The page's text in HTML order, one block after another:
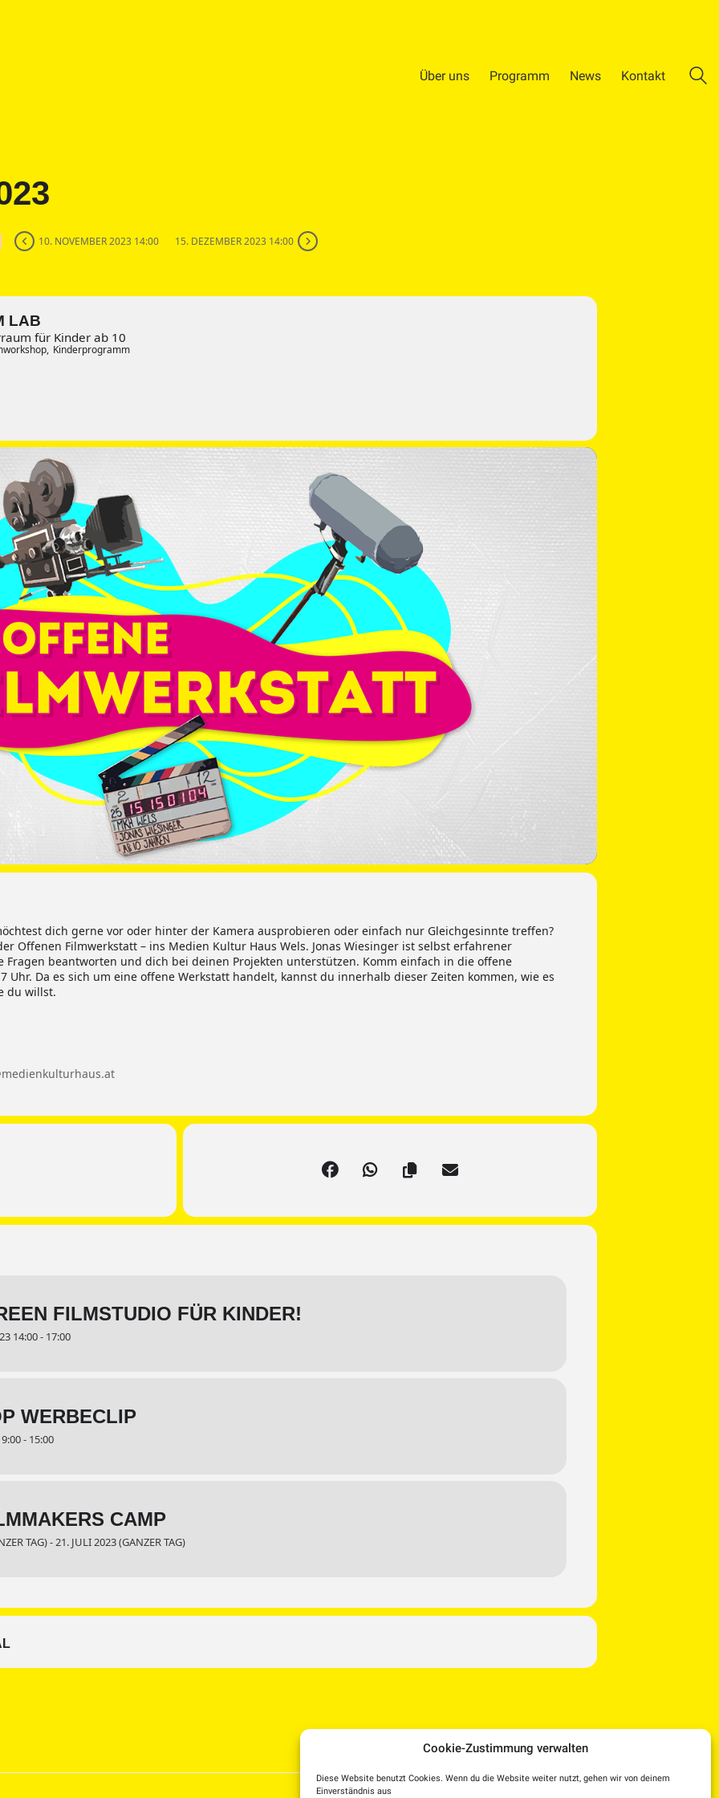
Cookie-Zustimmung verwalten
Diese Website benutzt Cookies. Wenn du die Website weiter nutzt, gehen wir von deinem
Einverständnis aus
Über uns Programm News Kontakt
10. NOVEMBER 2023 14:00 15. DEZEMBER 2023 14:00
LAB
für Kinder ab 10
Kinderprogramm
dich gerne vor oder hinter der Kamera ausprobieren oder einfach nur Gleichgesinnte treffen?
Offenen Filmwerkstatt – ins Medien Kultur Haus Wels. Jonas Wiesinger ist selbst erfahrener
beantworten und dich bei deinen Projekten unterstützen. Komm einfach in die offene
Uhr. Da es sich um eine offene Werkstatt handelt, kannst du innerhalb dieser Zeiten kommen, wie es
du willst.
FILMSTUDIO FÜR KINDER!
14:00 - 17:00
WERBECLIP
- 15:00
CAMP
TAG) - 21. JULI 2023 (GANZER TAG)